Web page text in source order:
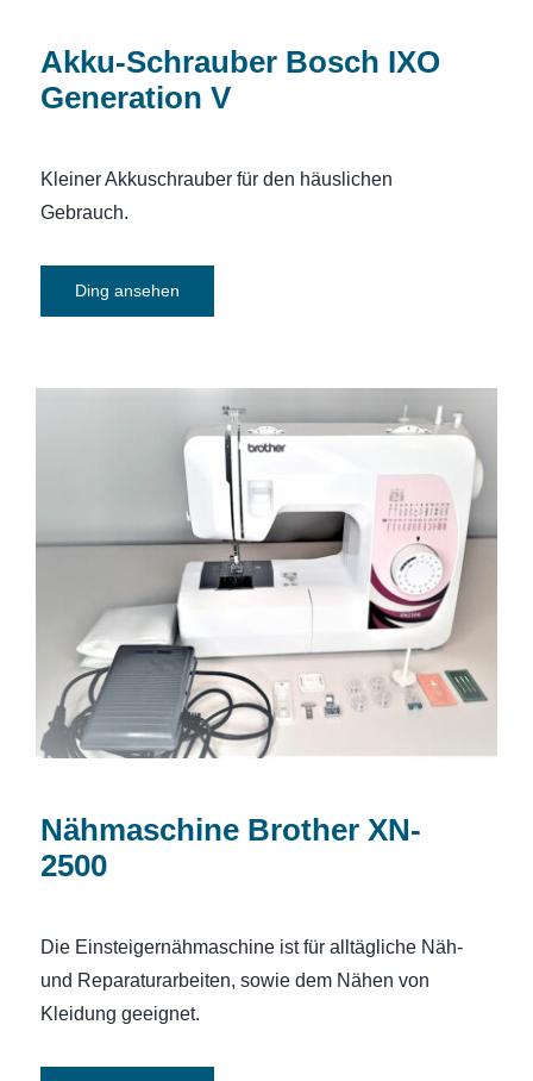
Akku-Schrauber Bosch IXO
Generation V
Kleiner Akkuschrauber für den häuslichen
Gebrauch.
Ding ansehen
Nähmaschine Brother XN-2500
Nähmaschine Brother XN-
2500
Die Einsteigernähmaschine ist für alltägliche Näh-
und Reparaturarbeiten, sowie dem Nähen von
Kleidung geeignet.